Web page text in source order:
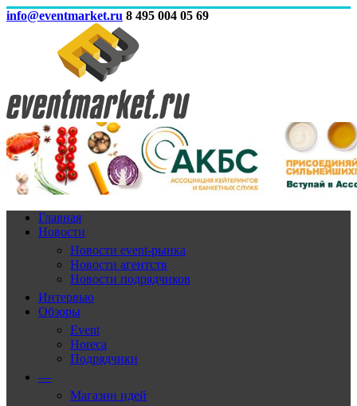
info@eventmarket.ru 8 495 004 05 69
Главная
Новости
Новости event-рынка
Новости агентств
Новости подрядчиков
Интервью
Обзоры
Event
Horeca
Подрядчики
—
Магазин идей